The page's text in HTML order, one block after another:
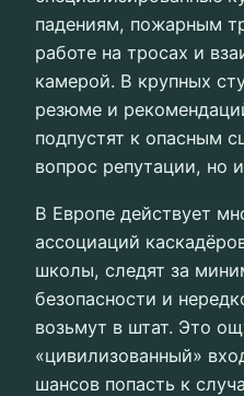
падениям, пожарным
работе на тросах и
камерой. В крупных
резюме и
подпустят к опасным
вопрос репутации, но
В Европе действует
ассоциаций
школы, следят за
безопасности и
возьмут в штат. Это
«цивилизованный»
шансов попасть к